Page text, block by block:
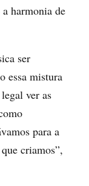
harmonia de
ser
essa mistura
ver as
para a
criamos”,